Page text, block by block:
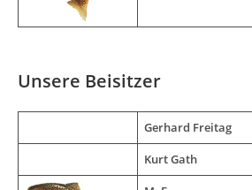
Unsere Beisitzer
Gerhard Freitag
Kurt Gath